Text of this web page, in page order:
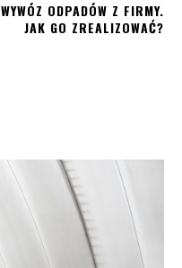
WYWÓZ ODPADÓW Z FIRMY.
JAK GO ZREALIZOWAĆ?